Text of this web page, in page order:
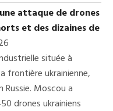
attaque de drones
et des dizaines de
située à
frontière ukrainienne,
Russie. Moscou a
drones ukrainiens